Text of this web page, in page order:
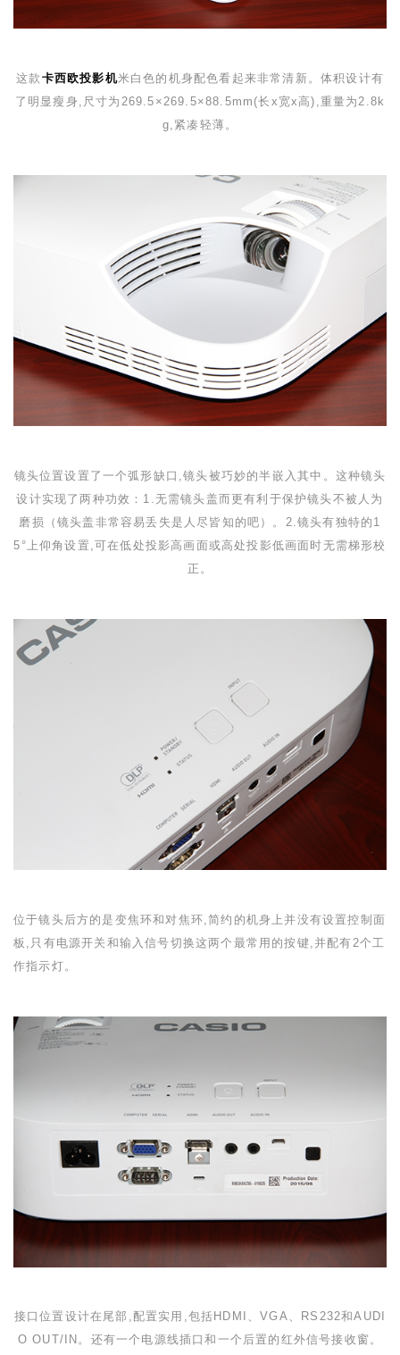
这款 卡西欧投影机米白色的机身配色看起来非常清新。体积设计有
了明显瘦身,尺寸为 269.5 × 269.5×88.5mm(长 x 宽x高) ,重量为 2.8k
g ,紧凑轻薄。
镜头位置设置了一个弧形缺口,镜头被巧妙的半嵌入其中。这种镜头
设计实现了两种功效： 1. 无需镜头盖而更有利于保护镜头不被人为
磨损（镜头盖非常容易丢失是人尽皆知的吧）。 2.镜头有独特的 1
5 °上仰角设置,可在低处投影高画面或高处投影低画面时无需梯形校
正。
位于镜头后方的是变焦环和对焦环,简约的机身上并没有设置控制面
板,只有电源开关和输入信号切换这两个最常用的按键,并配有 2个工
作指示灯。
接口位置设计在 尾部,配置实用,包括HDMI 、VGA RS232和AUDI
O OUT/IN 。还有一个电源线插口和一个后置的红外信号接收窗。